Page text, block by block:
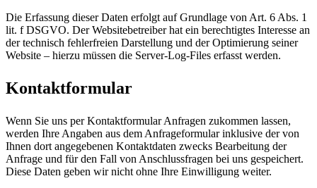
Die Erfassung dieser Daten erfolgt auf Grundlage von Art. 6 Abs. 1
lit. f DSGVO. Der Websitebetreiber hat ein berechtigtes Interesse an
der technisch fehlerfreien Darstellung und der Optimierung seiner
Website – hierzu müssen die Server-Log-Files erfasst werden.
Kontaktformular
Wenn Sie uns per Kontaktformular Anfragen zukommen lassen,
werden Ihre Angaben aus dem Anfrageformular inklusive der von
Ihnen dort angegebenen Kontaktdaten zwecks Bearbeitung der
Anfrage und für den Fall von Anschlussfragen bei uns gespeichert.
Diese Daten geben wir nicht ohne Ihre Einwilligung weiter.